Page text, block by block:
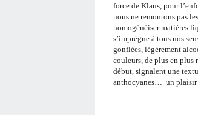
force de Klaus, pour
nous ne remontons pas
homogénéiser matières
s’imprègne à tous nos
gonflées, légèrement
couleurs, de plus en plus
début, signalent une
anthocyanes…
un plaisir